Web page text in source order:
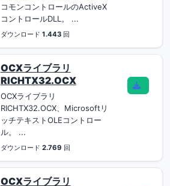
コモンコントロールのActiveX
コントロールDLL。 ...
ダウンロード 1.443回
OCXライブラリ
RICHTX32.OCX
OCXライブラリ
RICHTX32.OCX、Microsoftリ
ッチテキストOLEコントロー
ル。 ...
ダウンロード 2.769 回
OCXライブラリ